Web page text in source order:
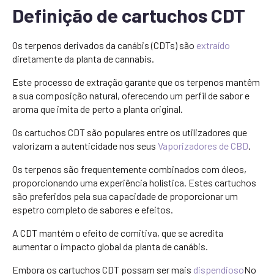
Definição de cartuchos CDT
Os terpenos derivados da canábis (CDTs) são extraído
diretamente da planta de cannabis.
Este processo de extração garante que os terpenos mantêm
a sua composição natural, oferecendo um perfil de sabor e
aroma que imita de perto a planta original.
Os cartuchos CDT são populares entre os utilizadores que
valorizam a autenticidade nos seus Vaporizadores de CBD.
Os terpenos são frequentemente combinados com óleos,
proporcionando uma experiência holística. Estes cartuchos
são preferidos pela sua capacidade de proporcionar um
espetro completo de sabores e efeitos.
A CDT mantém o efeito de comitiva, que se acredita
aumentar o impacto global da planta de canábis.
Embora os cartuchos CDT possam ser mais dispendiosoNo